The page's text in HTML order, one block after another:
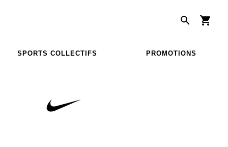
SPORTS COLLECTIFS PROMOTIONS